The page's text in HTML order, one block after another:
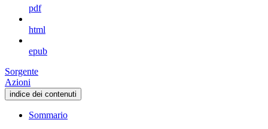
pdf
html
epub
Sorgente
Azioni
indice dei contenuti
Sommario